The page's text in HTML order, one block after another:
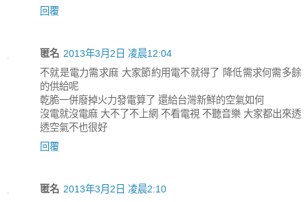
回覆
匿名 2013年3月2日 凌晨12:04
不就是電力需求麻 大家節約用電不就得了 降低需求何需多餘
的供給呢
乾脆一併廢掉火力發電算了 還給台灣新鮮的空氣如何
沒電就沒電麻 大不了不上網 不看電視 不聽音樂 大家都出來透
透空氣不也很好
回覆
匿名 2013年3月2日 凌晨2:10